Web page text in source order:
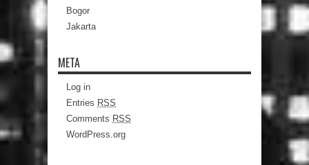
Bogor
Jakarta
META
Log in
Entries RSS
Comments RSS
WordPress.org